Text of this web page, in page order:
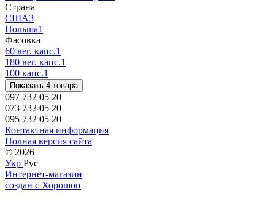
Страна
США3
Польша1
Фасовка
60 вег. капс.1
180 вег. капс.1
100 капс.1
Показать 4 товара
097 732 05 20
073 732 05 20
095 732 05 20
Контактная информация
Полная версия сайта
© 2026
Укр Рус
Интернет-магазин
создан с Хорошоп